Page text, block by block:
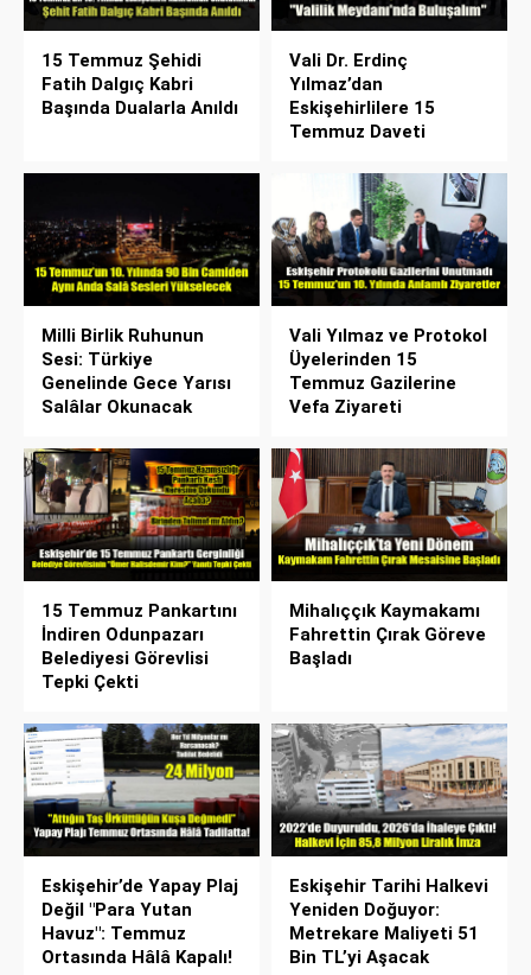
15 Temmuz Şehidi
Fatih Dalgıç Kabri
Başında Dualarla Anıldı
Vali Dr. Erdinç
Yılmaz’dan
Eskişehirlilere 15
Temmuz Daveti
Milli Birlik Ruhunun
Sesi: Türkiye
Genelinde Gece Yarısı
Salâlar Okunacak
Vali Yılmaz ve Protokol
Üyelerinden 15
Temmuz Gazilerine
Vefa Ziyareti
15 Temmuz Pankartını
İndiren Odunpazarı
Belediyesi Görevlisi
Tepki Çekti
Mihalıççık Kaymakamı
Fahrettin Çırak Göreve
Başladı
Eskişehir’de Yapay Plaj
Değil "Para Yutan
Havuz": Temmuz
Ortasında Hâlâ Kapalı!
Eskişehir Tarihi Halkevi
Yeniden Doğuyor:
Metrekare Maliyeti 51
Bin TL’yi Aşacak